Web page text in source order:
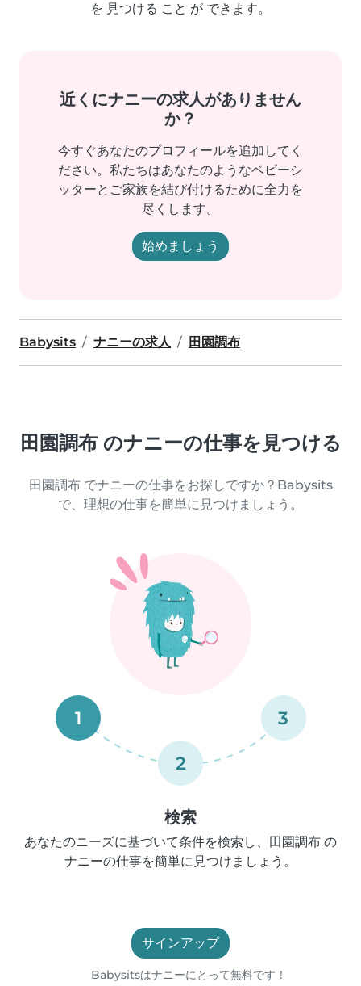
を 見つける こと が できます。
近くにナニーの求人がありません
か？
今すぐあなたのプロフィールを追加してく
ださい。私たちはあなたのようなベビーシ
ッターとご家族を結び付けるために全力を
尽くします。
始めましょう
Babysits ナニーの求人 田園調布
田園調布 のナニーの仕事を見つける
田園調布 でナニーの仕事をお探しですか？Babysits
で、理想の仕事を簡単に見つけましょう。
1
2
3
検索
あなたのニーズに基づいて条件を検索し、田園調布 の
ナニーの仕事を簡単に見つけましょう。
サインアップ
Babysitsはナニーにとって無料です！